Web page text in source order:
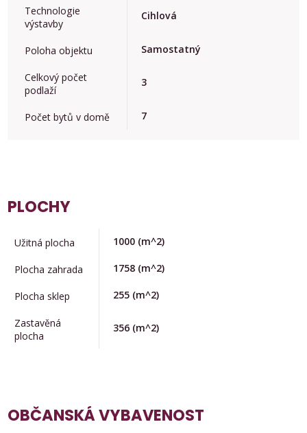
Technologie
výstavby
Cihlová
Poloha objektu Samostatný
Celkový počet
podlaží
3
Počet bytů v domě 7
PLOCHY
Užitná plocha 1000 (m^2)
Plocha zahrada 1758 (m^2)
Plocha sklep 255 (m^2)
Zastavěná
plocha
356 (m^2)
OBČANSKÁ VYBAVENOST